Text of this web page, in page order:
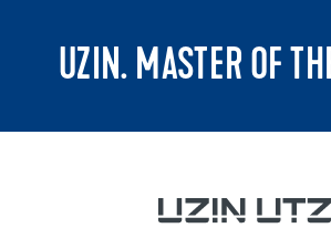
UZIN. MASTER OF